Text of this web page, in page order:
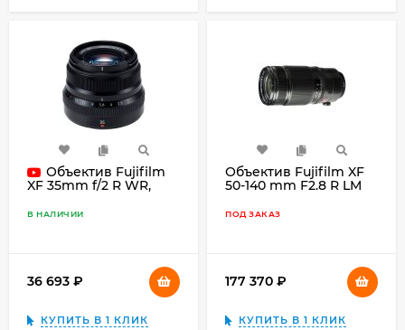
Объектив Fujifilm
XF 35mm f/2 R WR,
В НАЛИЧИИ
36 693
КУПИТЬ В 1 КЛИК
Объектив Fujifilm XF
50-140 mm F2.8 R LM
ПОД ЗАКАЗ
177 370
КУПИТЬ В 1 КЛИК